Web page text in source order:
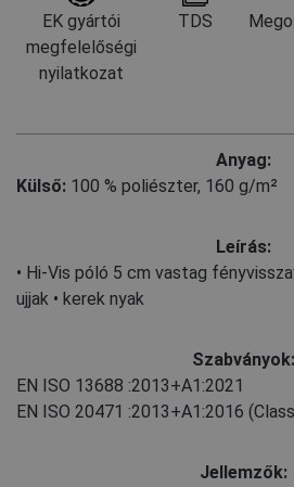
EK gyártói
megfelelőségi
nyilatkozat
TDS
Anyag:
Külső: 100 % poliészter, 160 g/m²
Leírás:
• Hi-Vis póló 5 cm vastag
ujjak • kerek nyak
Szabványok:
EN ISO 13688 :2013+A1:2021
EN ISO 20471 :2013+A1:2016
Jellemzők: